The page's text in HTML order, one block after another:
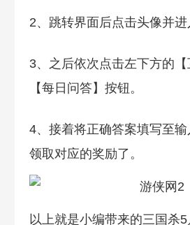
2、跳转界面后点击头像并进
3、之后依次点击左下方的
【每日问答】按钮。
4、接着将正确答案填写至
领取对应的奖励了。
以上就是小编带来的三国杀